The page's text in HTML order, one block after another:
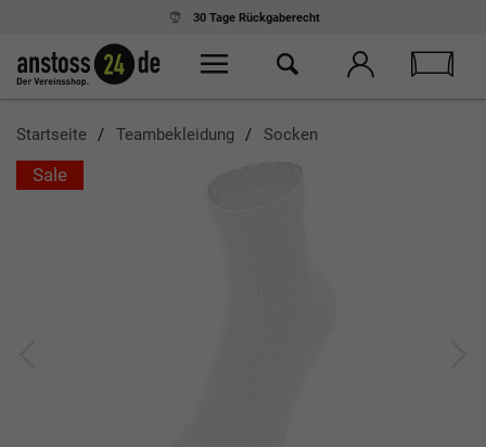
30 Tage Rückgaberecht
Startseite Teambekleidung Socken
Sale